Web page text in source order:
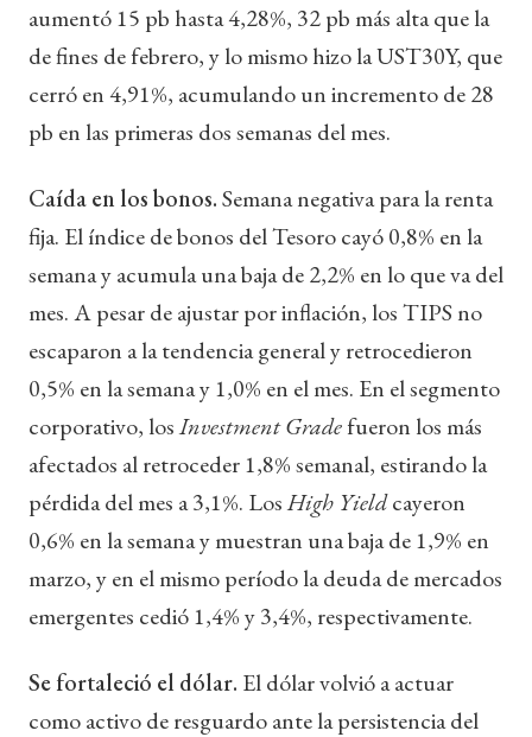
aumentó 15 pb hasta 4,28%, 32 pb más alta que la
de fines de febrero, y lo mismo hizo la UST30Y, que
cerró en 4,91%, acumulando un incremento de 28
pb en las primeras dos semanas del mes.
Caída en los bonos.Semana negativa para la renta
fija. El índice de bonos del Tesoro cayó 0,8% en la
semana y acumula una baja de 2,2% en lo que va del
mes. A pesar de ajustar por inflación, los TIPS no
escaparon a la tendencia general y retrocedieron
0,5% en la semana y 1,0% en el mes. En el segmento
corporativo, losInvestment Gradefueron los más
afectados al retroceder 1,8% semanal, estirando la
pérdida del mes a 3,1%. LosHigh Yieldcayeron
0,6% en la semana y muestran una baja de 1,9% en
marzo, y en el mismo período la deuda de mercados
emergentes cedió 1,4% y 3,4%, respectivamente.
Se fortaleció el dólar. El dólar volvió a actuar
como activo de resguardo ante la persistencia del